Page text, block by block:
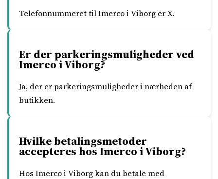
Telefonnummeret til Imerco i Viborg er X.
Er der parkeringsmuligheder ved
Imerco i Viborg?
Ja, der er parkeringsmuligheder i nærheden af
butikken.
Hvilke betalingsmetoder
accepteres hos Imerco i Viborg?
Hos Imerco i Viborg kan du betale med